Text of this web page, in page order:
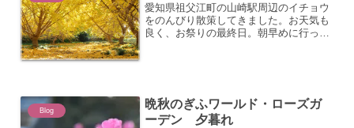
愛知県祖父江町の山崎駅周辺のイチョウ
をのんびり散策してきました。お天気も
良く、お祭りの最終日。朝早めに行った
Blog
晩秋のぎふワールド・ローズガ
ーデン 夕暮れ